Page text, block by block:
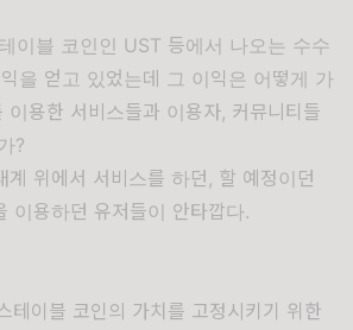
이블 코인인 UST 등에서 나오는 수수
을 얻고 있었는데 그 이익은 어떻게 가
용한 서비스들과 이용자, 커뮤니티들
?
계 위에서 서비스를 하던, 할 예정이던
이용하던 유저들이 안타깝다.
테이블 코인의 가치를 고정시키기 위한